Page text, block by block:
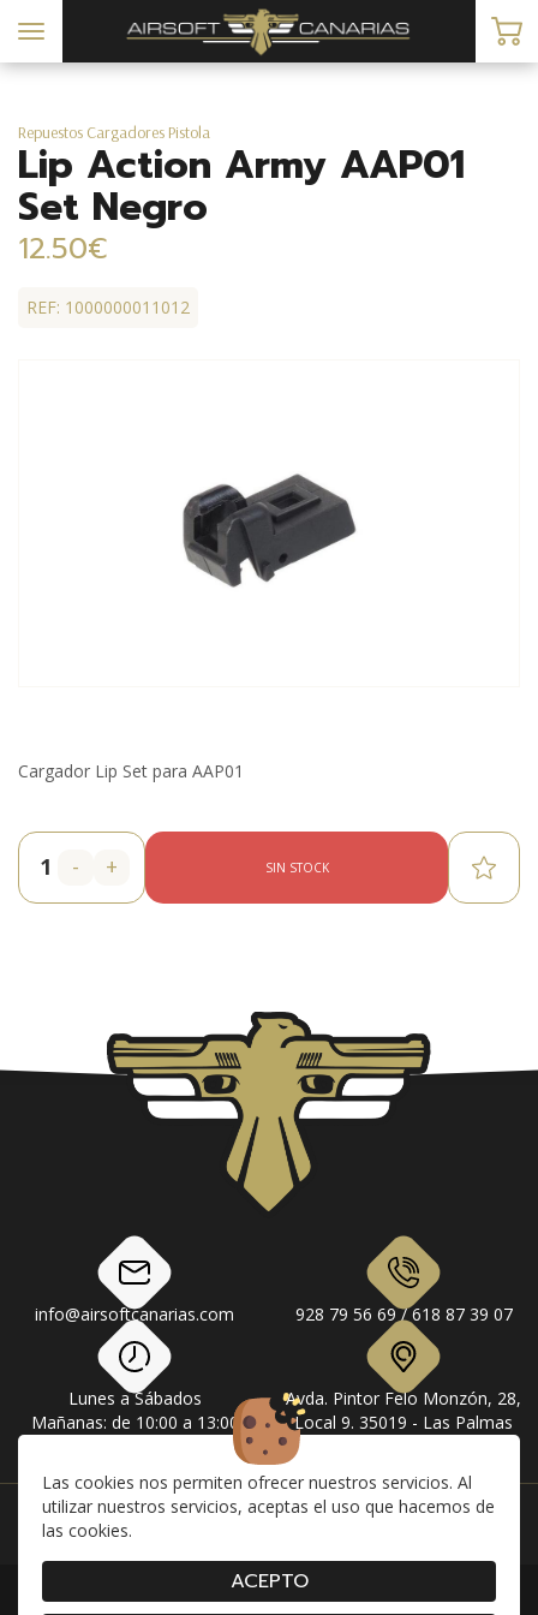
Las cookies nos permiten ofrecer nuestros servicios. Al
utilizar nuestros servicios, aceptas el uso que hacemos de
las cookies.
ACEPTO
Toggle
navigation
Repuestos Cargadores Pistola
Lip Action Army AAP01
Set Negro
12.50€
REF: 1000000011012
Cargador Lip Set para AAP01
- + SIN STOCK
info@airsoftcanarias.com 928 79 56 69 / 618 87 39 07
Lunes a Sábados
Mañanas: de 10:00 a 13:00
Avda. Pintor Felo Monzón, 28,
Local 9. 35019 - Las Palmas
Facebook